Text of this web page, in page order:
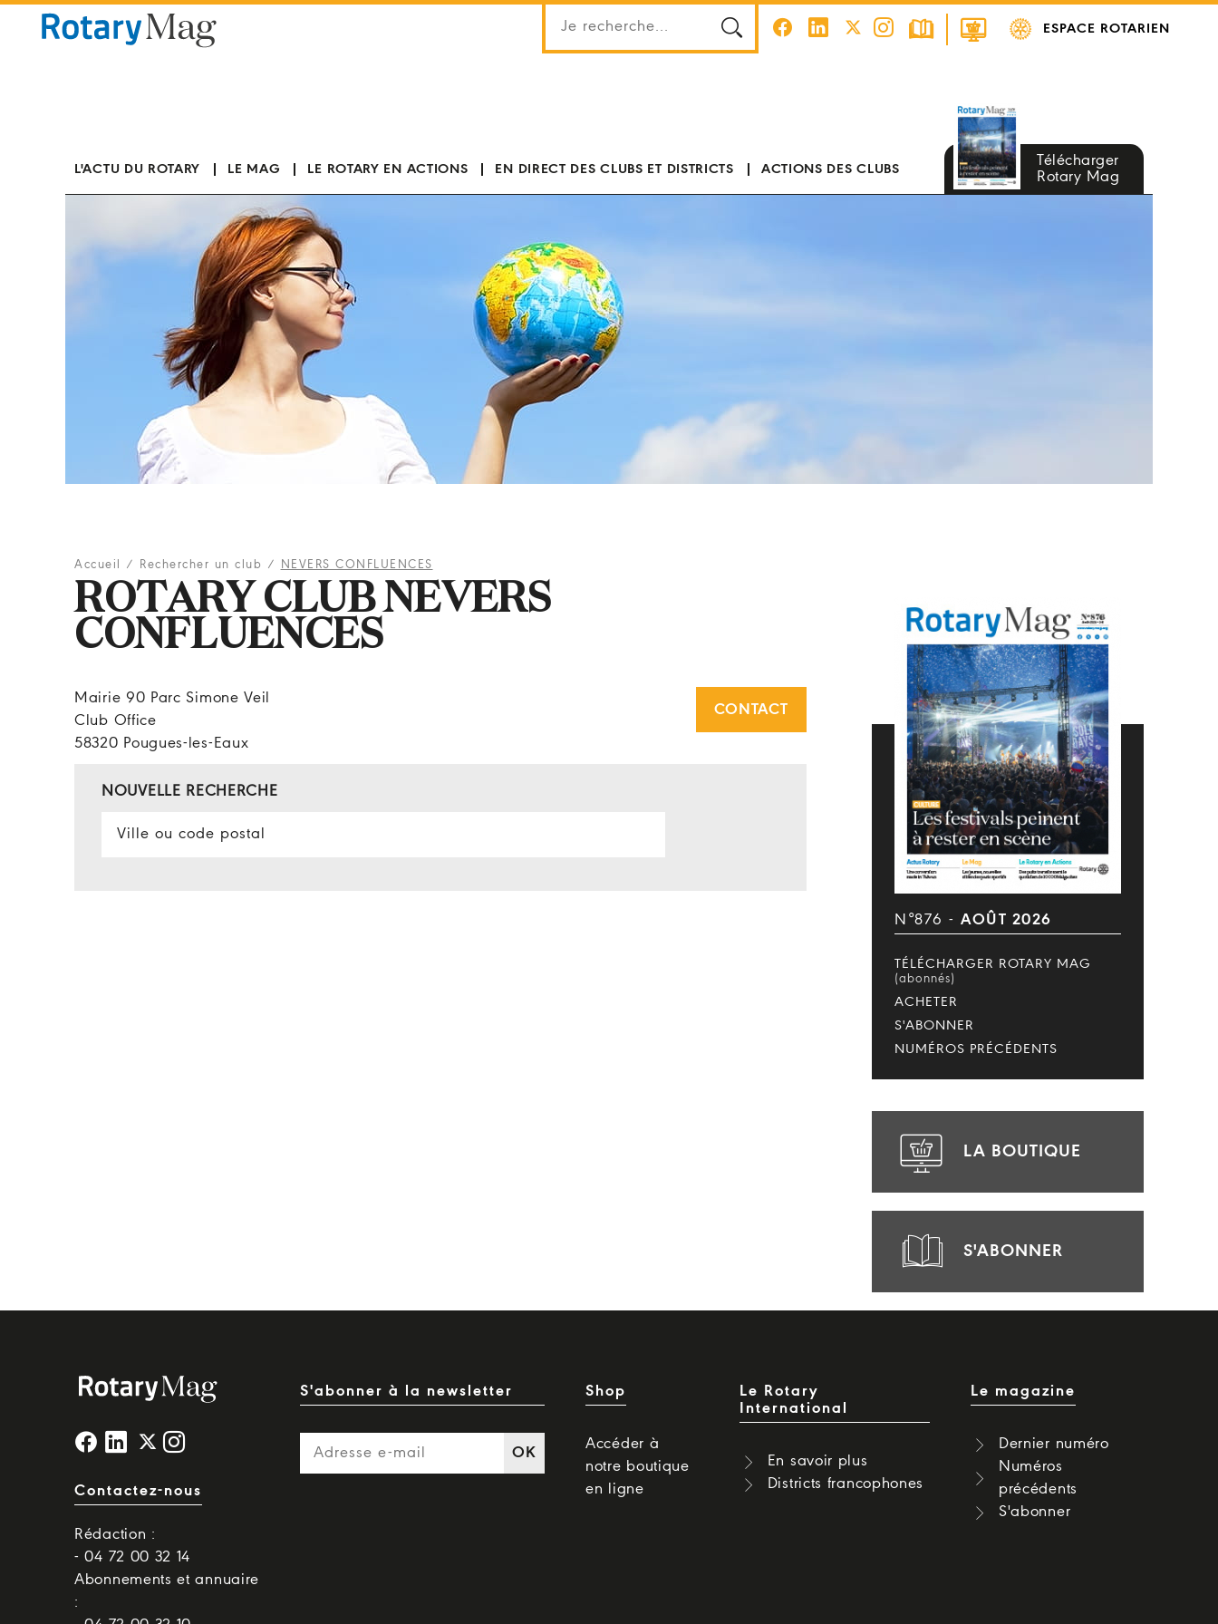
ESPACE ROTARIEN
L'ACTU DU ROTARY LE MAG LE ROTARY EN ACTIONS EN DIRECT DES CLUBS ET DISTRICTS ACTIONS DES CLUBS
Télécharger
Rotary Mag
Accueil / Rechercher un club / NEVERS CONFLUENCES
ROTARY CLUB NEVERS
CONFLUENCES
Mairie 90 Parc Simone Veil
Club Office
58320 Pougues-les-Eaux
CONTACT
NOUVELLE RECHERCHE
N°876 - AOÛT 2026
TÉLÉCHARGER ROTARY MAG
(abonnés)
ACHETER
S'ABONNER
NUMÉROS PRÉCÉDENTS
LA BOUTIQUE
S'ABONNER
Contactez-nous
Rédaction :
- 04 72 00 32 14
Abonnements et annuaire
:
S'abonner à la newsletter
OK
Shop
Accéder à
notre boutique
en ligne
Le Rotary
International
En savoir plus
Districts francophones
Le magazine
Dernier numéro
Numéros
précédents
S'abonner
Panneau de gestion des cookies